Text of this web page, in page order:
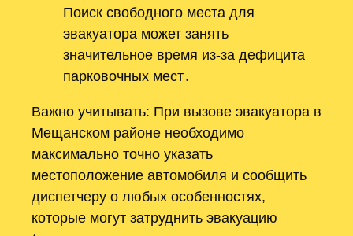
Поиск свободного места для
эвакуатора может занять
значительное время из-за дефицита
парковочных мест․
Важно учитывать: При вызове эвакуатора в
Мещанском районе необходимо
максимально точно указать
местоположение автомобиля и сообщить
диспетчеру о любых особенностях,
которые могут затруднить эвакуацию